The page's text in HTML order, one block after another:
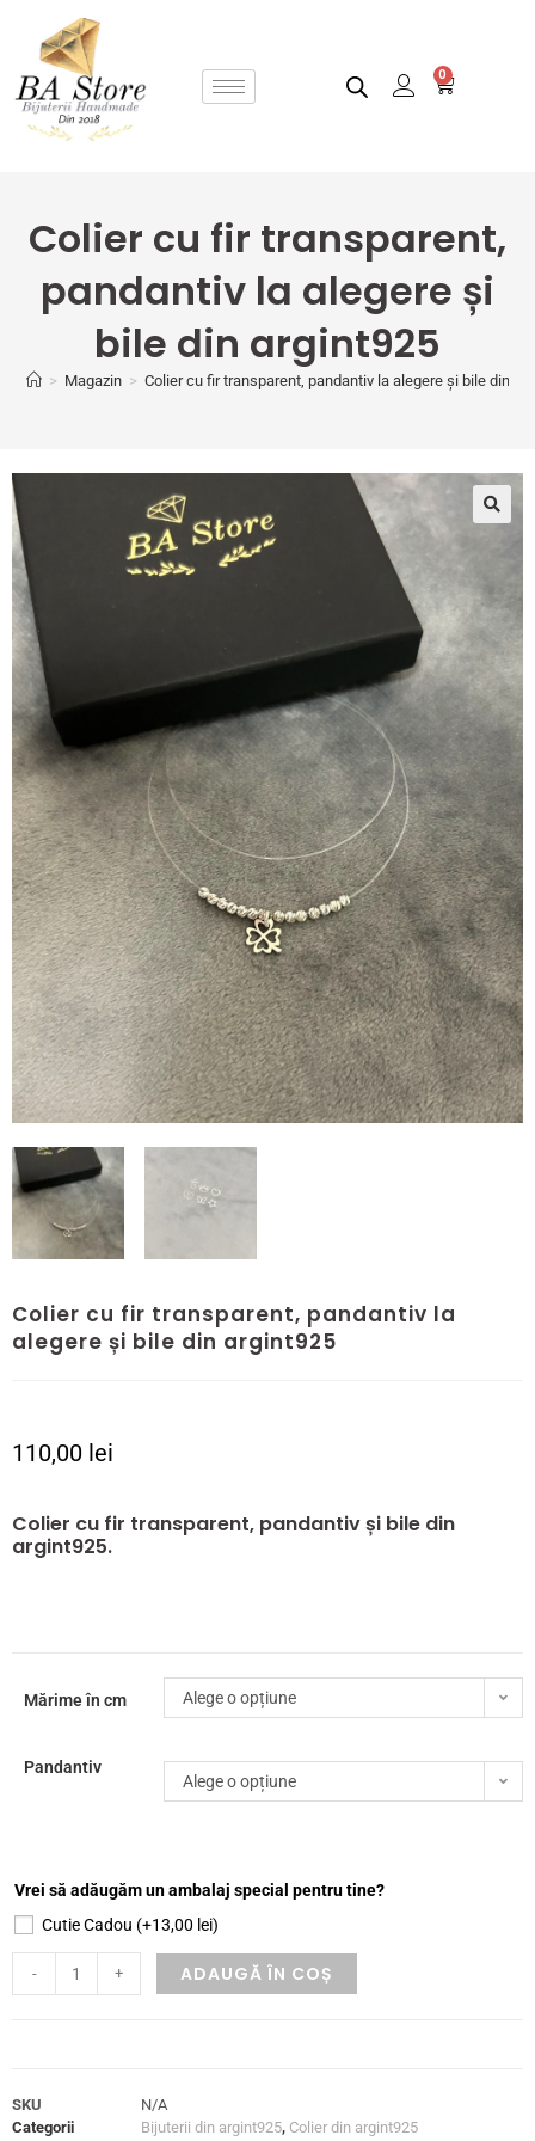
0
Colier cu fir transparent,
pandantiv la alegere și
bile din argint925
> Magazin > Colier cu fir transparent, pandantiv la alegere și bile din
Colier cu fir transparent, pandantiv la
alegere și bile din argint925
110,00 lei
Colier cu fir transparent, pandantiv și bile din
argint925.
Mărime în cm Alege o opțiune
Pandantiv
Alege o opțiune
Vrei să adăugăm un ambalaj special pentru tine?
Cutie Cadou (+13,00 lei)
- + ADAUGĂ ÎN COȘ
SKU
N/A
Categorii
Bijuterii din argint925, Colier din argint925